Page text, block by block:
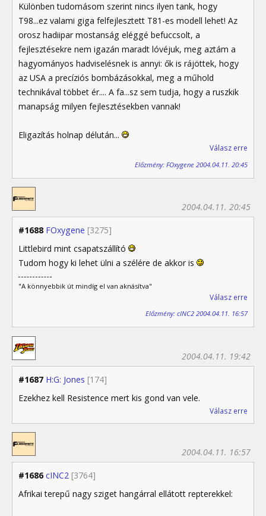
Különben tudomásom szerint nincs ilyen tank, hogy
T98...ez valami giga felfejlesztett T81-es modell lehet! Az
orosz hadiipar mostanság eléggé befuccsolt, a
fejlesztésekre nem igazán maradt lóvéjuk, meg aztám a
hagyományos hadviselésnek is annyi: ők is rájöttek, hogy
az USA a precíziós bombázásokkal, meg a műhold
technikával többet ér.... A fa...sz sem tudja, hogy a ruszkik
manapság milyen fejlesztésekben vannak!
Eligazítás holnap délután...
Válasz erre
Előzmény: FOxygene 2004.04.11. 20:45
#1688 FOxygene [3275]
2004.04.11. 20:45
Littlebird mint csapatszállító
Tudom hogy ki lehet ülni a szélére de akkor is
"A könnyebbik út mindíg el van aknásítva"
Válasz erre
Előzmény: cINC2 2004.04.11. 16:57
#1687 H:G: Jones [174]
2004.04.11. 19:42
Ezekhez kell Resistence mert kis gond van vele.
Válasz erre
#1686 cINC2 [3764]
2004.04.11. 16:57
Afrikai terepű nagy sziget hangárral ellátott repterekkel: